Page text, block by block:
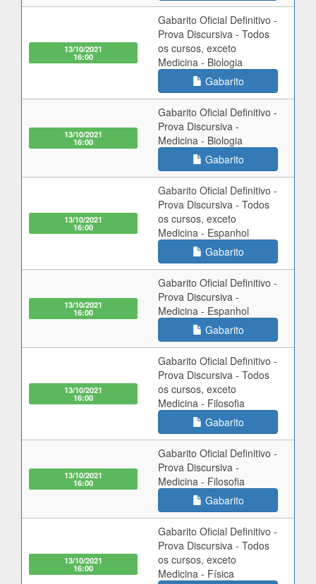
13/10/2021
16:00
Gabarito Oficial Definitivo -
Prova Discursiva - Todos
os cursos, exceto
Medicina - Biologia
Gabarito
13/10/2021
16:00
Gabarito Oficial Definitivo -
Prova Discursiva -
Medicina - Biologia
Gabarito
13/10/2021
16:00
Gabarito Oficial Definitivo -
Prova Discursiva - Todos
os cursos, exceto
Medicina - Espanhol
Gabarito
13/10/2021
16:00
Gabarito Oficial Definitivo -
Prova Discursiva -
Medicina - Espanhol
Gabarito
13/10/2021
16:00
Gabarito Oficial Definitivo -
Prova Discursiva - Todos
os cursos, exceto
Medicina - Filosofia
Gabarito
13/10/2021
16:00
Gabarito Oficial Definitivo -
Prova Discursiva -
Medicina - Filosofia
Gabarito
13/10/2021
16:00
Gabarito Oficial Definitivo -
Prova Discursiva - Todos
os cursos, exceto
Medicina - Física